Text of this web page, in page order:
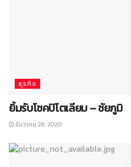
ธุรกิจ
ยิ้มรับโชคปิโตเลียม – ชัยภูมิ
ธันวาคม 28, 2020